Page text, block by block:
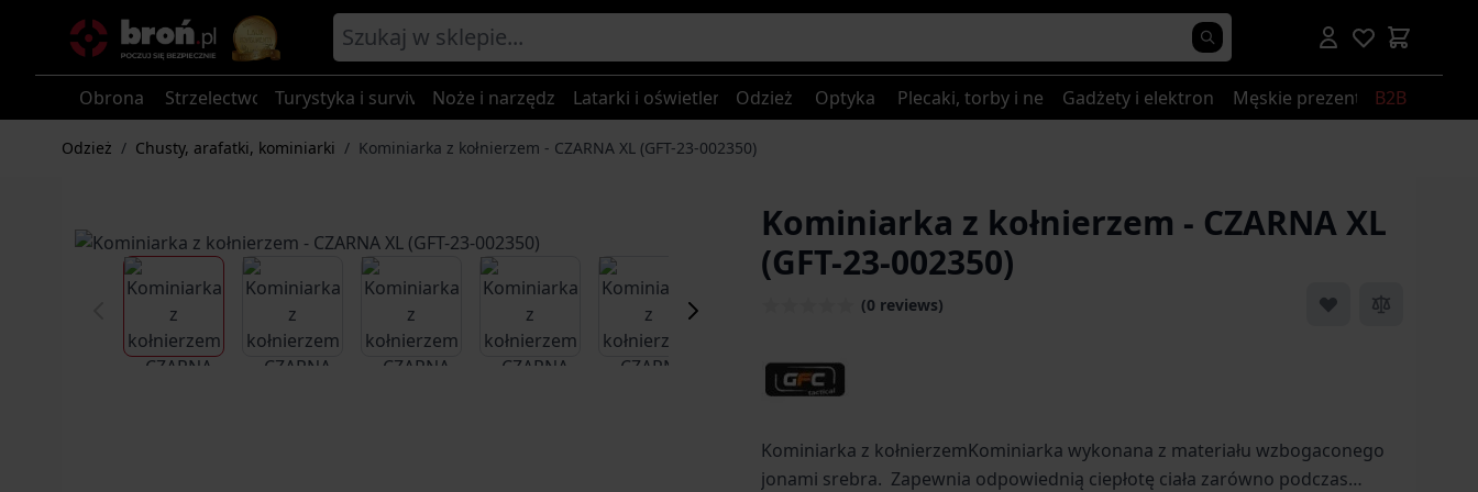
Obrona Strzelectwo Turystyka i survival Noże i narzędzia Latarki i oświetlenieOdzież Optyka Plecaki, torby i nerkiGadżety i elektronikaMęskie prezenty B2B
Odzież / Chusty, arafatki, kominiarki / Kominiarka z kołnierzem - CZARNA XL (GFT-23-002350)
Kominiarka z kołnierzem - CZARNA XL
(GFT-23-002350)
(0 reviews)
View larger imageView larger imageView larger imageView larger imageView larger imageView larger image
Kominiarka z kołnierzemKominiarka wykonana z materiału wzbogaconego
jonami srebra. Zapewnia odpowiednią ciepłotę ciała zarówno podczas